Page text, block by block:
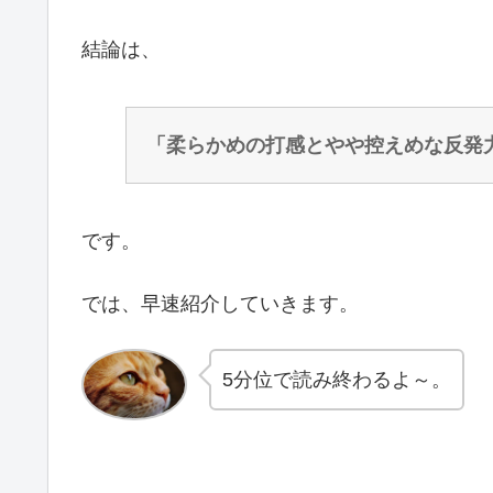
結論は、
「柔らかめの打感とやや控えめな反発
です。
では、早速紹介していきます。
5分位で読み終わるよ～。